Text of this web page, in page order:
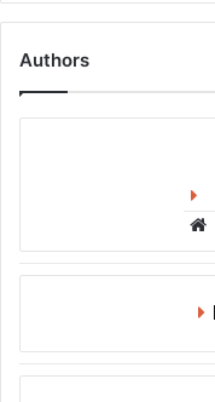
Authors